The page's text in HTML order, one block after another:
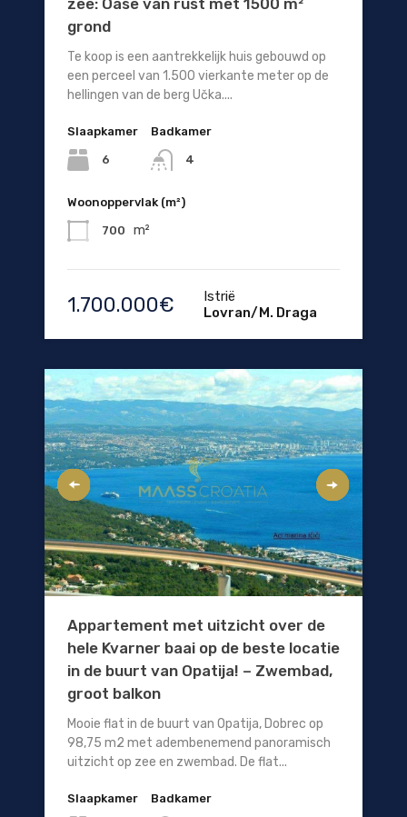
grond
Te koop is een aantrekkelijk huis gebouwd op
een perceel van 1.500 vierkante meter op de
hellingen van de berg Učka....
Slaapkamer
6
Badkamer
4
Woonoppervlak (m²)
700 m²
1.700.000€
Istrië
Lovran/M. Draga
Appartement met uitzicht over de
hele Kvarner baai op de beste locatie
in de buurt van Opatija! – Zwembad,
groot balkon
Mooie flat in de buurt van Opatija, Dobrec op
98,75 m2 met adembenemend panoramisch
uitzicht op zee en zwembad. De flat...
Slaapkamer Badkamer